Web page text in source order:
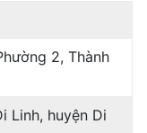
2, Thành
Linh, huyện Di